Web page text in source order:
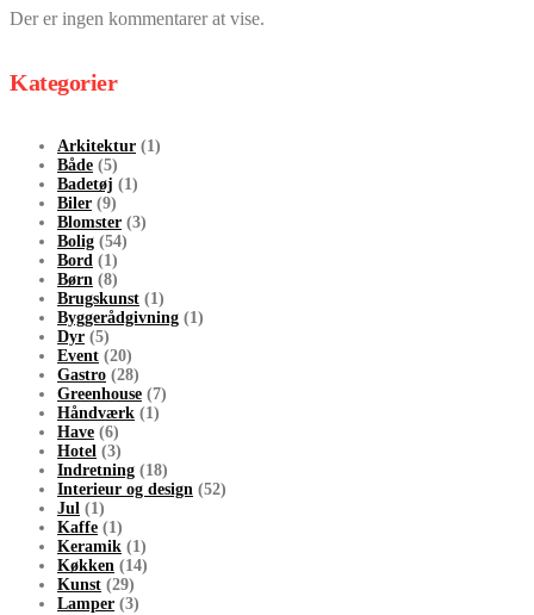
Der er ingen kommentarer at vise.
Kategorier
Arkitektur (1)
Både (5)
Badetøj (1)
Biler (9)
Blomster (3)
Bolig (54)
Bord (1)
Børn (8)
Brugskunst (1)
Byggerådgivning (1)
Dyr (5)
Event (20)
Gastro (28)
Greenhouse (7)
Håndværk (1)
Have (6)
Hotel (3)
Indretning (18)
Interieur og design (52)
Jul (1)
Kaffe (1)
Keramik (1)
Køkken (14)
Kunst (29)
Lamper (3)